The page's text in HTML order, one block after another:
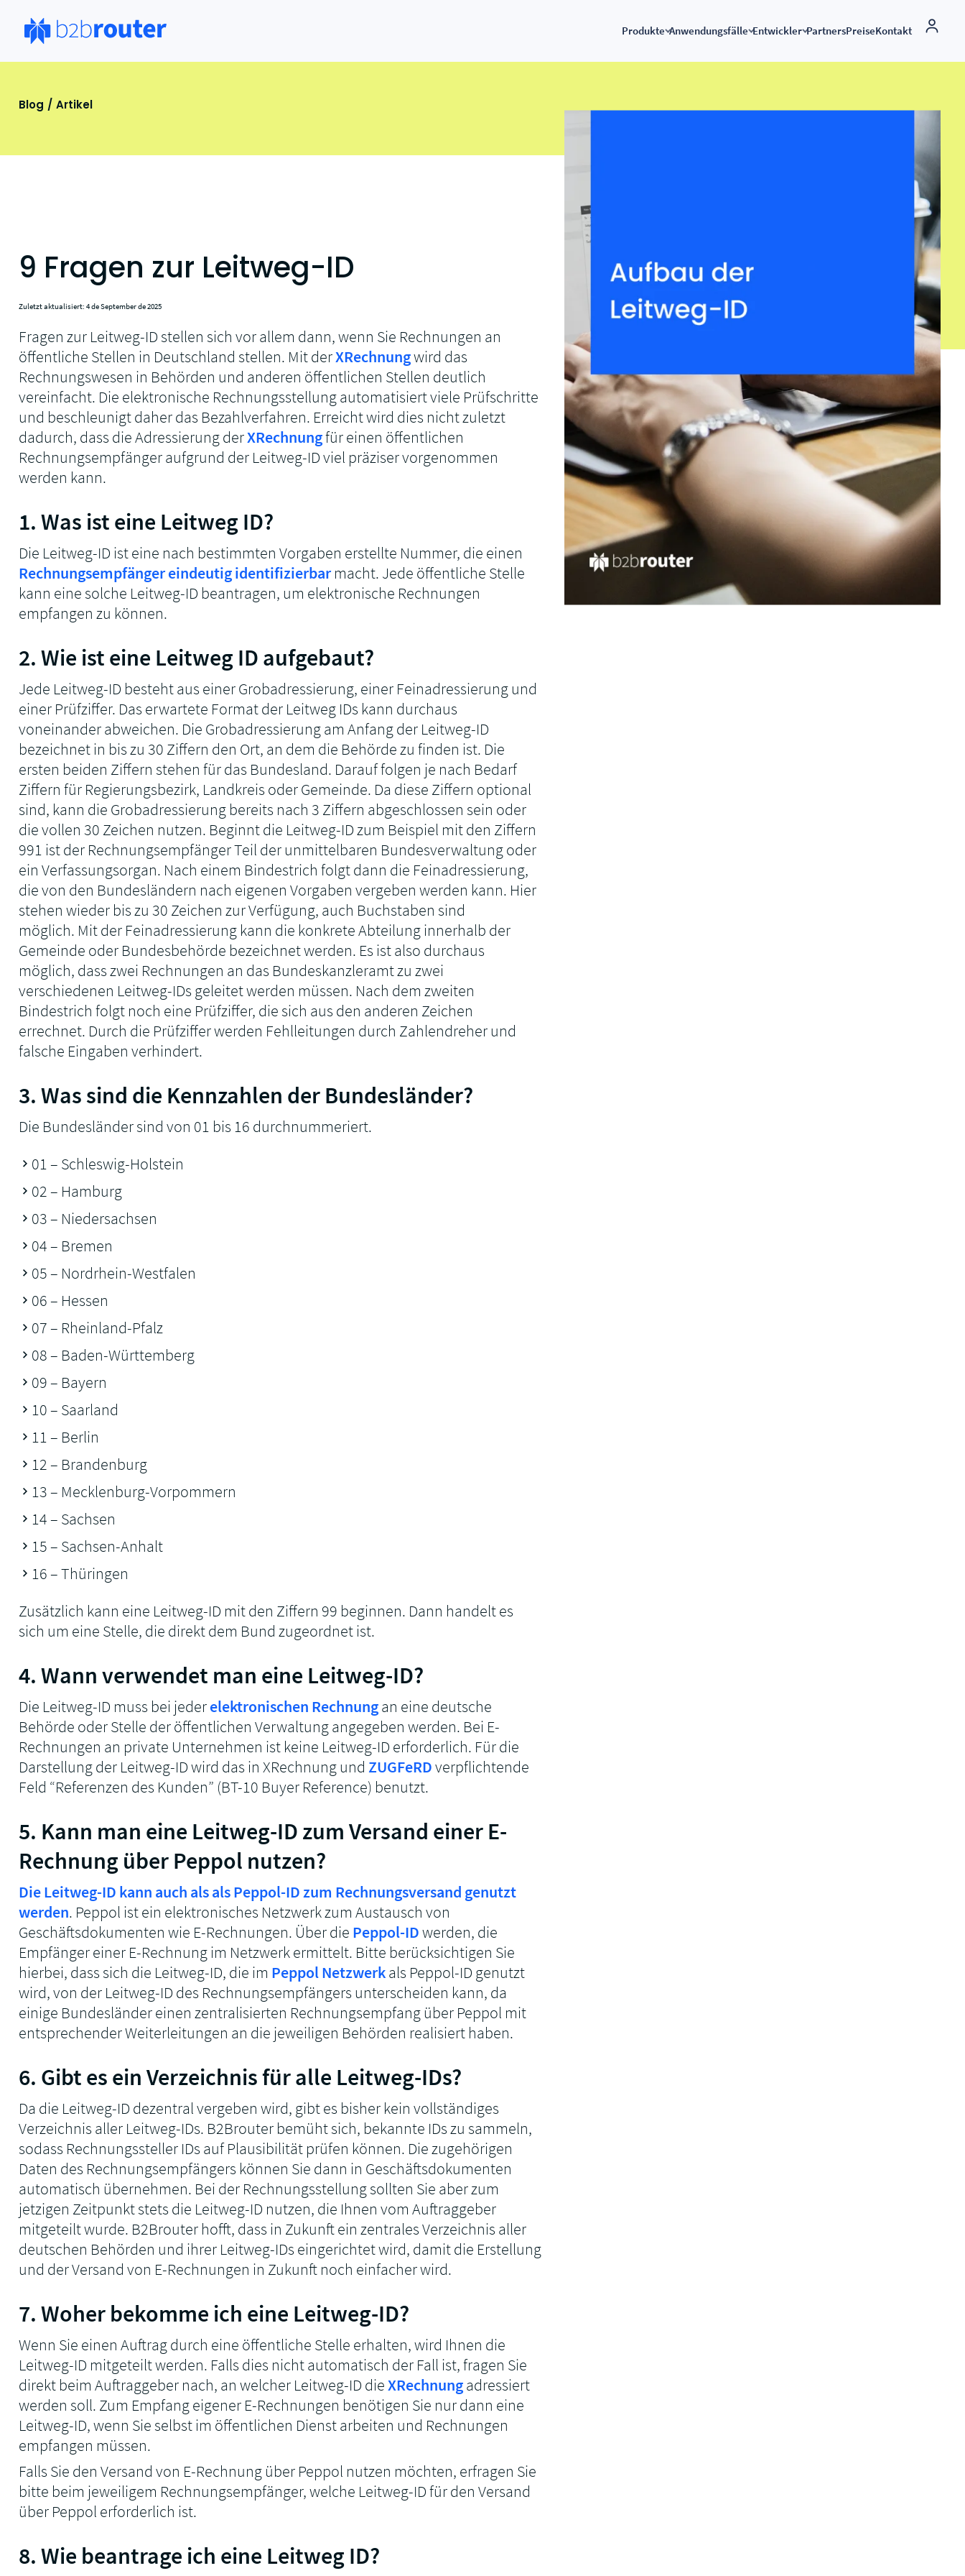
Produkte
Für Steuerkanzleien
Synchronisieren und kategorisieren Sie
Start-up-Programm
Integrieren Sie E-Rechnung per White-
Label-API mit 100 % Rabatt.
elektronischen Rechnungen
Dynamics Business Central Connector
E-Rechnungsstellung nach Ländern
Anwendungsfälle
Validierung von e-
Entwickler
API für e-Rechnungen
PartnersPreiseKontakt
Blog Artikel
9 Fragen zur Leitweg-ID
Zuletzt aktualisiert: 4 de September de 2025
Fragen zur Leitweg-ID stellen sich vor allem dann, wenn Sie Rechnungen an
öffentliche Stellen in Deutschland stellen. Mit derXRechnungwird das
Rechnungswesen in Behörden und anderen öffentlichen Stellen deutlich
vereinfacht. Die elektronische Rechnungsstellung automatisiert viele Prüfschritte
und beschleunigt daher das Bezahlverfahren. Erreicht wird dies nicht zuletzt
dadurch, dass die Adressierung derXRechnungfür einen öffentlichen
Rechnungsempfänger aufgrund der Leitweg-ID viel präziser vorgenommen
werden kann.
1. Was ist eine Leitweg ID?
Die Leitweg-ID ist eine nach bestimmten Vorgaben erstellte Nummer, die einen
Rechnungsempfänger eindeutig identifizierbarmacht. Jede öffentliche Stelle
kann eine solche Leitweg-ID beantragen, um elektronische Rechnungen
empfangen zu können.
2. Wie ist eine Leitweg ID aufgebaut?
Jede Leitweg-ID besteht aus einer Grobadressierung, einer Feinadressierung und
einer Prüfziffer. Das erwartete Format der Leitweg IDs kann durchaus
voneinander abweichen. Die Grobadressierung am Anfang der Leitweg-ID
bezeichnet in bis zu 30 Ziffern den Ort, an dem die Behörde zu finden ist. Die
ersten beiden Ziffern stehen für das Bundesland. Darauf folgen je nach Bedarf
Ziffern für Regierungsbezirk, Landkreis oder Gemeinde. Da diese Ziffern optional
sind, kann die Grobadressierung bereits nach 3 Ziffern abgeschlossen sein oder
die vollen 30 Zeichen nutzen. Beginnt die Leitweg-ID zum Beispiel mit den Ziffern
991 ist der Rechnungsempfänger Teil der unmittelbaren Bundesverwaltung oder
ein Verfassungsorgan. Nach einem Bindestrich folgt dann die Feinadressierung,
die von den Bundesländern nach eigenen Vorgaben vergeben werden kann. Hier
stehen wieder bis zu 30 Zeichen zur Verfügung, auch Buchstaben sind
möglich. Mit der Feinadressierung kann die konkrete Abteilung innerhalb der
Gemeinde oder Bundesbehörde bezeichnet werden. Es ist also durchaus
möglich, dass zwei Rechnungen an das Bundeskanzleramt zu zwei
verschiedenen Leitweg-IDs geleitet werden müssen. Nach dem zweiten
Bindestrich folgt noch eine Prüfziffer, die sich aus den anderen Zeichen
errechnet. Durch die Prüfziffer werden Fehlleitungen durch Zahlendreher und
falsche Eingaben verhindert.
3. Was sind die Kennzahlen der Bundesländer?
Die Bundesländer sind von 01 bis 16 durchnummeriert.
01 – Schleswig-Holstein
02 – Hamburg
03 – Niedersachsen
04 – Bremen
05 – Nordrhein-Westfalen
06 – Hessen
07 – Rheinland-Pfalz
08 – Baden-Württemberg
09 – Bayern
10 – Saarland
11 – Berlin
12 – Brandenburg
13 – Mecklenburg-Vorpommern
14 – Sachsen
15 – Sachsen-Anhalt
16 – Thüringen
Zusätzlich kann eine Leitweg-ID mit den Ziffern 99 beginnen. Dann handelt es
sich um eine Stelle, die direkt dem Bund zugeordnet ist.
4. Wann verwendet man eine Leitweg-ID?
Die Leitweg-ID muss bei jederelektronischen Rechnungan eine deutsche
Behörde oder Stelle der öffentlichen Verwaltung angegeben werden. Bei E-
Rechnungen an private Unternehmen ist keine Leitweg-ID erforderlich. Für die
Darstellung der Leitweg-ID wird das in XRechnung und ZUGFeRDverpflichtende
Feld “Referenzen des Kunden” (BT-10 Buyer Reference) benutzt.
5. Kann man eine Leitweg-ID zum Versand einer E-
Rechnung über Peppol nutzen?
Die Leitweg-ID kann auch als als Peppol-ID zum Rechnungsversand genutzt
werden. Peppol ist ein elektronisches Netzwerk zum Austausch von
Geschäftsdokumenten wie E-Rechnungen. Über die Peppol-IDwerden, die
Empfänger einer E-Rechnung im Netzwerk ermittelt. Bitte berücksichtigen Sie
hierbei, dass sich die Leitweg-ID, die im Peppol Netzwerkals Peppol-ID genutzt
wird, von der Leitweg-ID des Rechnungsempfängers unterscheiden kann, da
einige Bundesländer einen zentralisierten Rechnungsempfang über Peppol mit
entsprechender Weiterleitungen an die jeweiligen Behörden realisiert haben.
6. Gibt es ein Verzeichnis für alle Leitweg-IDs?
Da die Leitweg-ID dezentral vergeben wird, gibt es bisher kein vollständiges
Verzeichnis aller Leitweg-IDs. B2Brouter bemüht sich, bekannte IDs zu sammeln,
sodass Rechnungssteller IDs auf Plausibilität prüfen können. Die zugehörigen
Daten des Rechnungsempfängers können Sie dann in Geschäftsdokumenten
automatisch übernehmen. Bei der Rechnungsstellung sollten Sie aber zum
jetzigen Zeitpunkt stets die Leitweg-ID nutzen, die Ihnen vom Auftraggeber
mitgeteilt wurde. B2Brouter hofft, dass in Zukunft ein zentrales Verzeichnis aller
deutschen Behörden und ihrer Leitweg-IDs eingerichtet wird, damit die Erstellung
und der Versand von E-Rechnungen in Zukunft noch einfacher wird.
7. Woher bekomme ich eine Leitweg-ID?
Wenn Sie einen Auftrag durch eine öffentliche Stelle erhalten, wird Ihnen die
Leitweg-ID mitgeteilt werden. Falls dies nicht automatisch der Fall ist, fragen Sie
direkt beim Auftraggeber nach, an welcher Leitweg-ID dieXRechnungadressiert
werden soll. Zum Empfang eigener E-Rechnungen benötigen Sie nur dann eine
Leitweg-ID, wenn Sie selbst im öffentlichen Dienst arbeiten und Rechnungen
empfangen müssen.
Falls Sie den Versand von E-Rechnung über Peppol nutzen möchten, erfragen Sie
bitte beim jeweiligem Rechnungsempfänger, welche Leitweg-ID für den Versand
über Peppol erforderlich ist.
8. Wie beantrage ich eine Leitweg ID?